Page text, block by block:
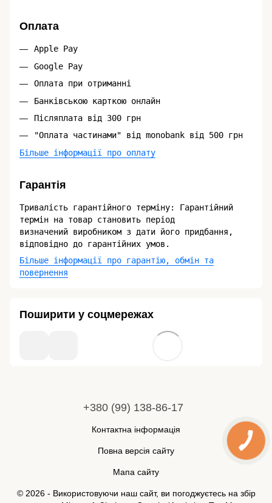
Оплата
Apple Pay
Google Pay
Оплата при отриманні
Банківською карткою онлайн
Післяплата від 300 грн
"Оплата частинами" від monobank від 500 грн
Більше інформації про оплату
Гарантія
Тривалість гарантійного терміну: Гарантійний
термін на товар становить період
визначений виробником з дати його придбання,
відповідно до гарантійних умов.
Більше інформації про гарантію, обмін та
повернення
Поширити у соцмережах
+380 (99) 138-86-17
Контактна інформація
Повна версія сайту
Мапа сайту
© 2026 - Використовуючи наш сайт, ви погоджуєтесь на збір